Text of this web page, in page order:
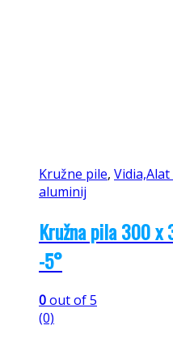
Kružne pile,
aluminij
Kružna pila 300 x
-5°
0out of 5
(0)